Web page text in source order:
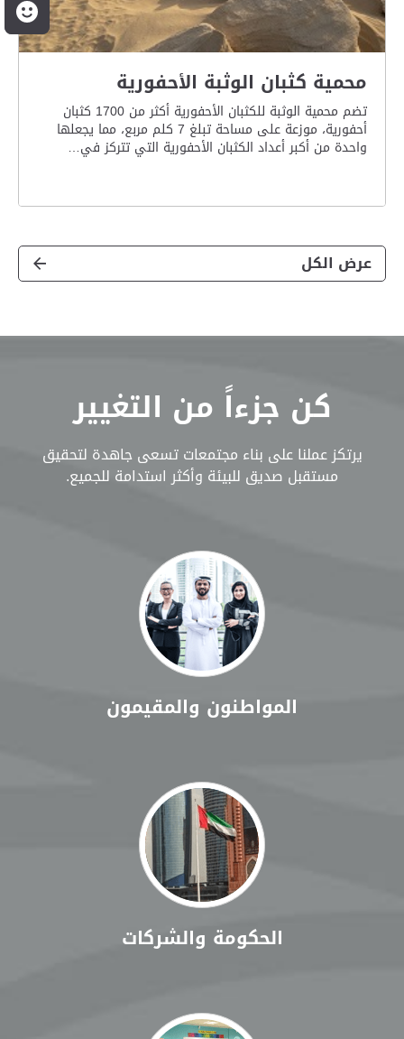
محمية كثبان الوثبة الأحفورية
تضم محمية الوثبة للكثبان الأحفورية أكثر من 1700 كثبان
أحفورية، موزعة على مساحة تبلغ 7 كلم مربع، مما يجعلها
واحدة من أكبر أعداد الكثبان الأحفورية التي تتركز في…
عرض الكل
كن جزءاً من التغيير
يرتكز عملنا على بناء مجتمعات تسعى جاهدة لتحقيق
مستقبل صديق للبيئة وأكثر استدامة للجميع.
المواطنون والمقيمون
الحكومة والشركات